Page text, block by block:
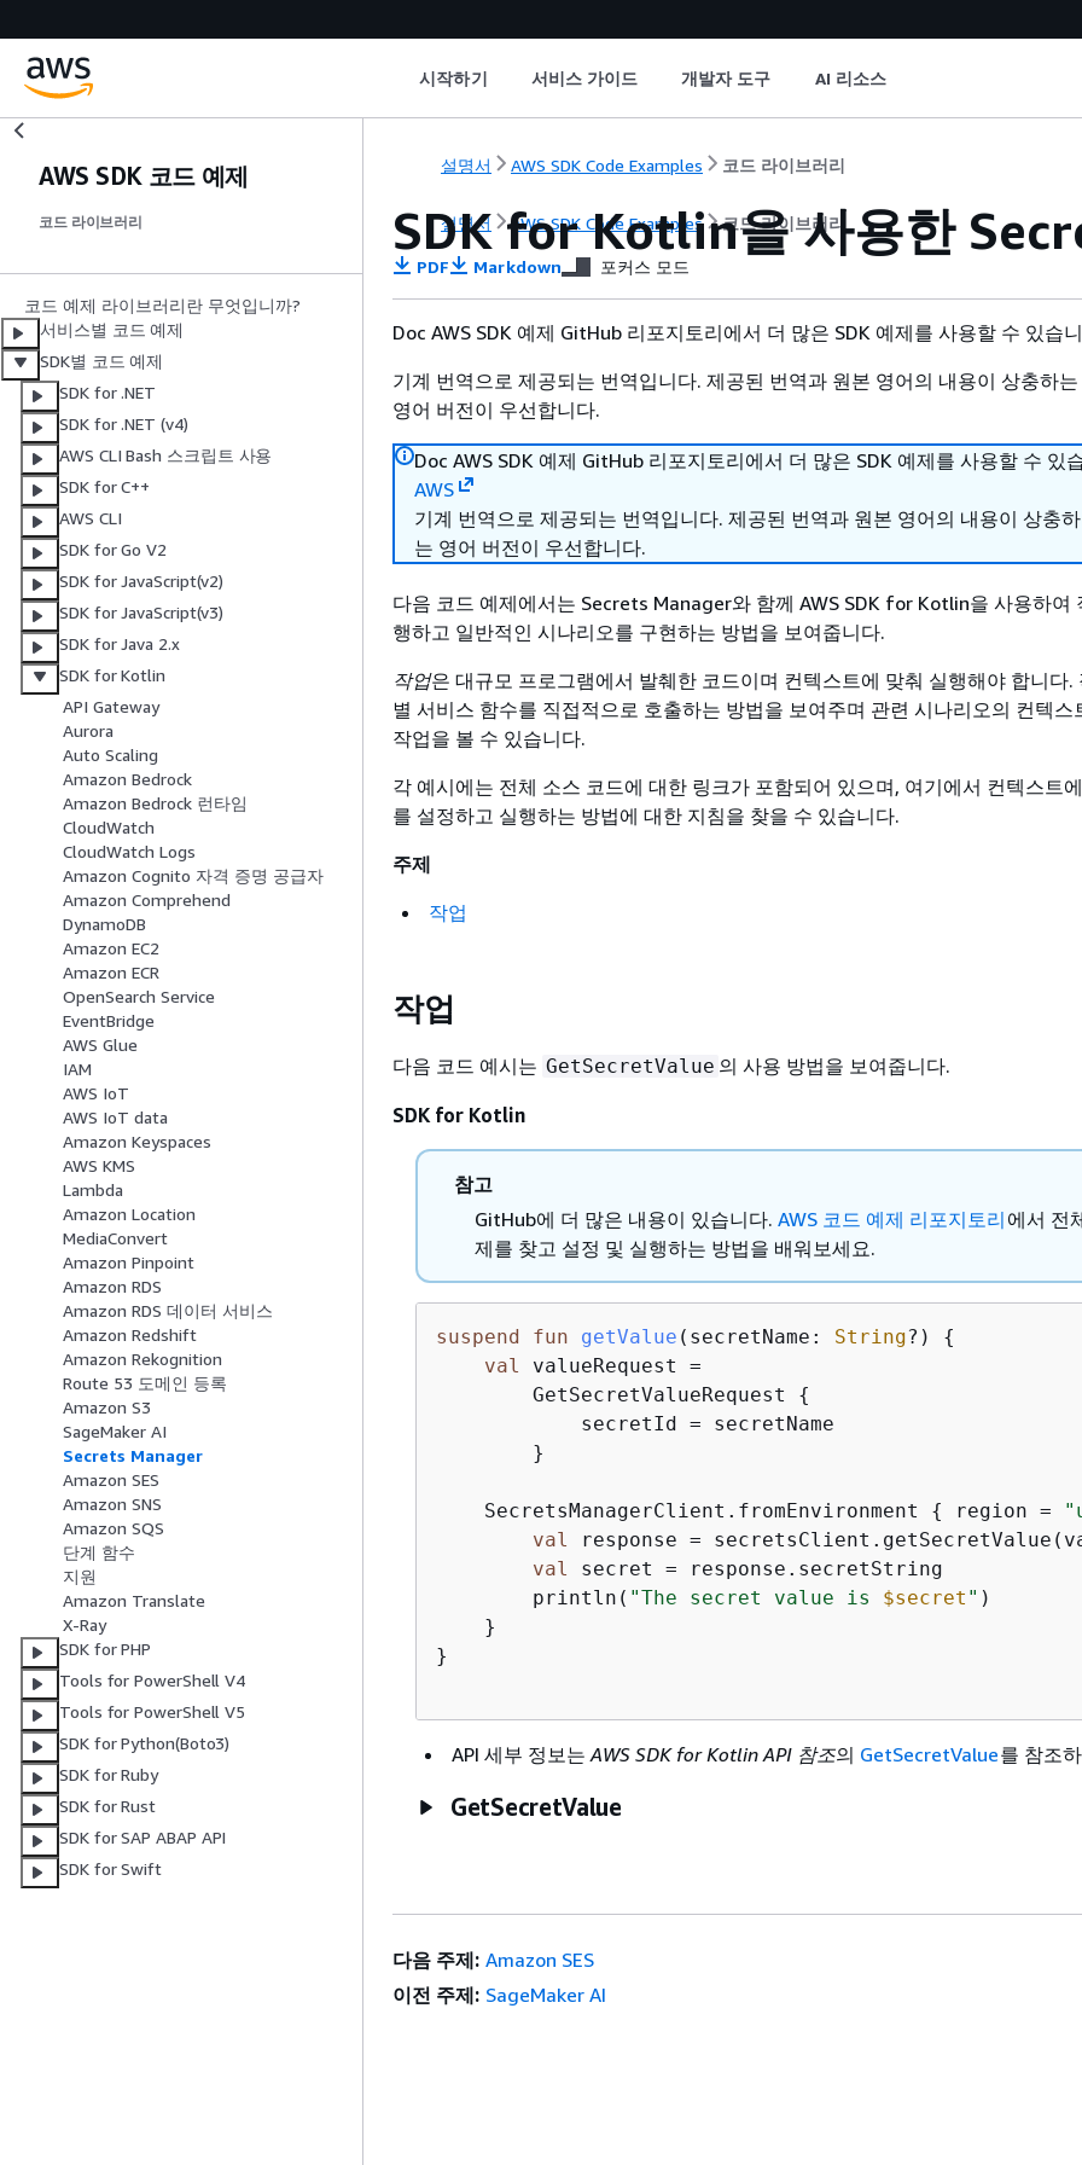
시작하기 서비스 가이드 개발자 도구 AI 리소스
AWS SDK 코드 예제
코드 라이브러리
코드 예제 라이브러리란 무엇입니까?
서비스별 코드 예제
SDK별 코드 예제
SDK for .NET
SDK for .NET (v4)
AWS CLI Bash 스크립트 사용
SDK for C++
AWS CLI
SDK for Go V2
SDK for JavaScript(v2)
SDK for JavaScript(v3)
SDK for Java 2.x
SDK for Kotlin
API Gateway
Aurora
Auto Scaling
Amazon Bedrock
Amazon Bedrock 런타임
CloudWatch
CloudWatch Logs
Amazon Cognito 자격 증명 공급자
Amazon Comprehend
DynamoDB
Amazon EC2
Amazon ECR
OpenSearch Service
EventBridge
AWS Glue
IAM
AWS IoT
AWS IoT data
Amazon Keyspaces
AWS KMS
Lambda
Amazon Location
MediaConvert
Amazon Pinpoint
Amazon RDS
Amazon RDS 데이터 서비스
Amazon Redshift
Amazon Rekognition
Route 53 도메인 등록
Amazon S3
SageMaker AI
Secrets Manager
Amazon SES
Amazon SNS
Amazon SQS
단계 함수
지원
Amazon Translate
X-Ray
SDK for PHP
Tools for PowerShell V4
Tools for PowerShell V5
SDK for Python(Boto3)
SDK for Ruby
SDK for Rust
SDK for SAP ABAP API
SDK for Swift
설명서 AWS SDK Code Examples 코드 라이브러리
설명서 AWS SDK Code Examples 코드 라이브러리
SDK for Kotlin을 사용한
PDF Markdown 포커스 모드
Doc AWS SDK 예제 GitHub 리포지토리에서 더 많은 SDK 예제를 사용할 수 있습
기계 번역으로 제공되는 번역입니다. 제공된 번역과 원본 영어의 내용이 상충하
영어 버전이 우선합니다.
Doc AWS SDK 예제 GitHub 리포지토리에서 더 많은 SDK 예제를 사용할 수 있
AWS
기계 번역으로 제공되는 번역입니다. 제공된 번역과 원본 영어의 내용이 상충
는 영어 버전이 우선합니다.
다음 코드 예제에서는 Secrets Manager와 함께 AWS SDK for Kotlin을 사용하여
행하고 일반적인 시나리오를 구현하는 방법을 보여줍니다.
작업은 대규모 프로그램에서 발췌한 코드이며 컨텍스트에 맞춰 실행해야 합니다.
별 서비스 함수를 직접적으로 호출하는 방법을 보여주며 관련 시나리오의 컨텍스
작업을 볼 수 있습니다.
각 예시에는 전체 소스 코드에 대한 링크가 포함되어 있으며, 여기에서 컨텍스트
를 설정하고 실행하는 방법에 대한 지침을 찾을 수 있습니다.
주제
작업
작업
다음 코드 예시는 GetSecretValue 의 사용 방법을 보여줍니다.
SDK for Kotlin
참고
GitHub에 더 많은 내용이 있습니다. AWS 코드 예제 리포지토리 에서 전
제를 찾고 설정 및 실행하는 방법을 배워보세요.
suspend fun getValue (secretName: String?)
{
val
valueRequest =
        GetSecretValueRequest
{
            secretId = secretName
        }
    SecretsManagerClient.fromEnvironment
{ region =
val
response =
val
secret = response.secretString
        println(
"The secret value is $secret " )
    }
}
API 세부 정보는 AWS SDK for Kotlin API 참조의 GetSecretValue를 참조
GetSecretValue
다음 주제: Amazon SES
이전 주제: SageMaker AI